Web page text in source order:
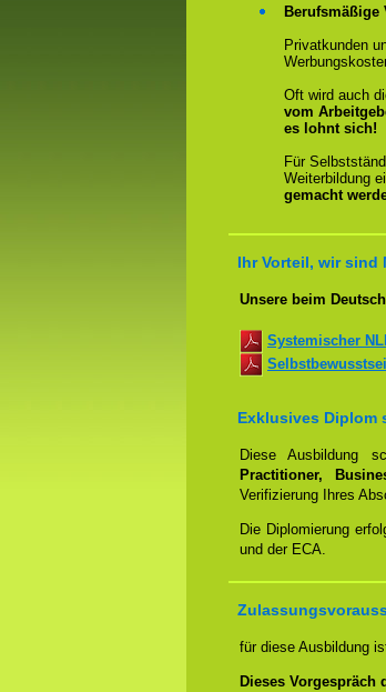
Berufsmäßige
Privatkunden
Oft wird auch
vom
es lohnt sich!
Für
Weiterbildung
gemacht
Ihr Vorteil, wir sind
Unsere beim
Systemischer
Exklusives Diplom
Diese Ausbildung
Practitioner,
Verifizierung Ihres
Die Diplomierung
und der ECA.
für diese Ausbildung
Dieses Vorgespräch